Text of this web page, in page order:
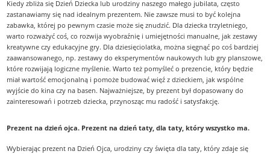
Kiedy zbliża się Dzień Dziecka lub urodziny naszego małego jubilata, często
zastanawiamy się nad idealnym prezentem. Nie zawsze musi to być kolejna
zabawka, której po pewnym czasie może się znudzić. Dla dziecka trzyletniego,
warto rozważyć coś, co rozwija wyobraźnię i umiejętności manualne, jak zestawy
kreatywne czy edukacyjne gry. Dla dziesięciolatka, można sięgnąć po coś bardziej
zaawansowanego, np. zestawy do eksperymentów naukowych lub gry planszowe,
które rozwijają logiczne myślenie. Warto też pomyśleć o prezencie, który będzie
miał wartość emocjonalną i pomoże budować więź z dzieckiem, jak wspólne
wyjście do kina czy na basen. Najważniejsze, by prezent był dopasowany do
zainteresowań i potrzeb dziecka, przynosząc mu radość i satysfakcję.
Prezent na dzień ojca. Prezent na dzień taty, dla taty, który wszystko ma.
Wybierając prezent na Dzień Ojca, urodziny czy święta dla taty, który zdaje się